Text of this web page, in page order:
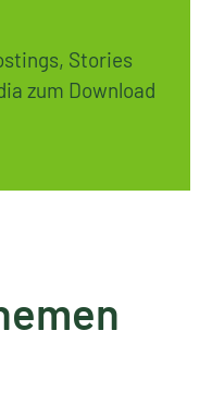
Stories
zum Download